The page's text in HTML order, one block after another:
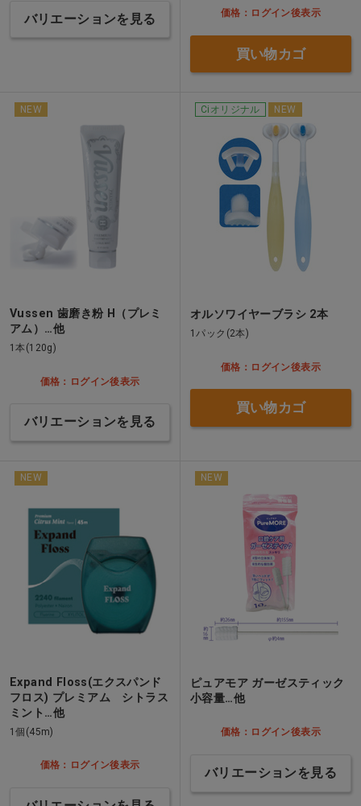
バリエーションを見る 価格：ログイン後表示
買い物カゴ
NEW
Vussen 歯磨き粉 H（プレミ
アム）…他
1本(120g)
価格：ログイン後表示
バリエーションを見る
Ciオリジナル NEW
オルソワイヤーブラシ 2本
1パック(2本)
価格：ログイン後表示
買い物カゴ
NEW
Expand Floss(エクスパンド
フロス) プレミアム シトラス
ミント…他
1個(45m)
価格：ログイン後表示
NEW
ピュアモア ガーゼスティック
小容量…他
価格：ログイン後表示
バリエーションを見る